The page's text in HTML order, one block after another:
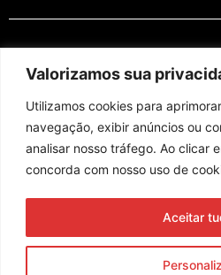
Valorizamos sua
Utilizamos cookies para
navegação, exibir anúncios ou
analisar nosso tráfego. Ao clicar
concorda com nosso uso de
Aceitar
EM
Assine nossa newsletter
Enviar